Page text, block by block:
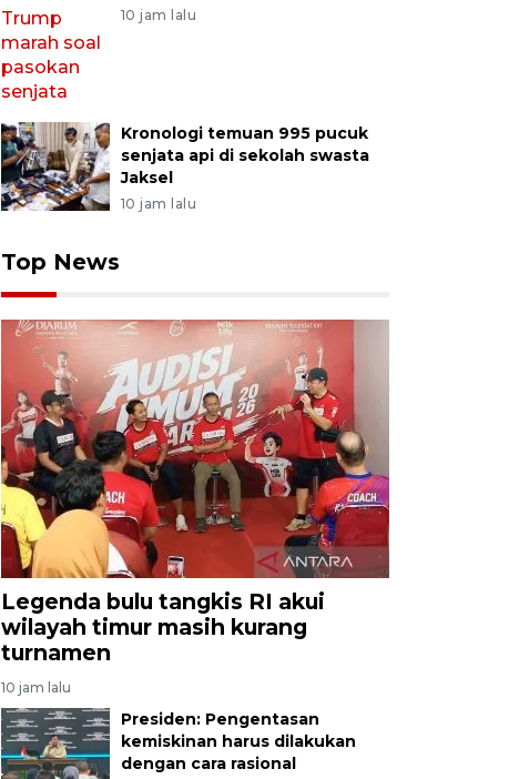
10 jam lalu
Kronologi temuan 995 pucuk
senjata api di sekolah swasta
Jaksel
10 jam lalu
Top News
Legenda bulu tangkis RI akui
wilayah timur masih kurang
turnamen
10 jam lalu
Presiden: Pengentasan
kemiskinan harus dilakukan
dengan cara rasional